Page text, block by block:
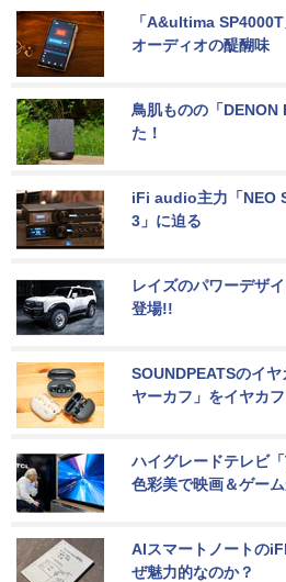
「A&ultima
オーディオの醍醐味
鳥肌ものの「DENON
た！
iFi audio主力「NEO
3」に迫る
レイズのパワーデザ
登場!!
SOUNDPEATSのイ
ヤーカフ」をイヤカ
ハイグレードテレビ
色彩美で映画＆ゲー
AIスマートノートの
ぜ魅力的なのか？